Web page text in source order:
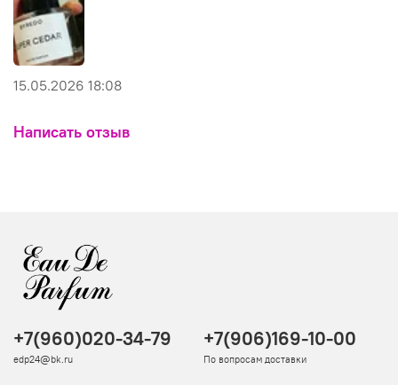
15.05.2026 18:08
Написать отзыв
+7(960)020-34-79
edp24@bk.ru
+7(906)169-10-00
По вопросам доставки